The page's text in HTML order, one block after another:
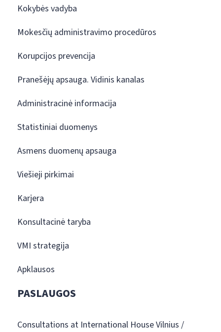
Kokybės vadyba
Mokesčių administravimo procedūros
Korupcijos prevencija
Pranešėjų apsauga. Vidinis kanalas
Administracinė informacija
Statistiniai duomenys
Asmens duomenų apsauga
Viešieji pirkimai
Karjera
Konsultacinė taryba
VMI strategija
Apklausos
PASLAUGOS
Consultations at International House Vilnius /